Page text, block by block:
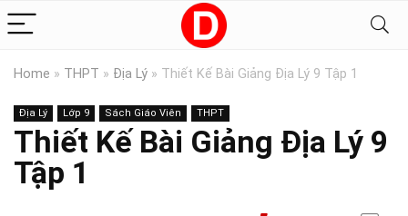
Home » THPT » Địa Lý » Thiết Kế Bài Giảng Địa Lý 9 Tập 1
Địa Lý Lớp 9 Sách Giáo Viên THPT
Thiết Kế Bài Giảng Địa Lý 9
Tập 1